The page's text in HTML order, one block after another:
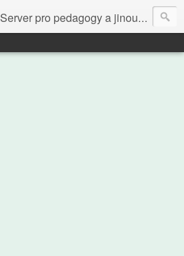
Server pro pedagogy a jinou zvířenu